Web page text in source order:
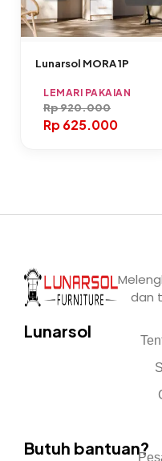
Lunarsol MORA 1P
LEMARI PAKAIAN
Rp920.000
Rp625.000
dan
Lunarsol
Butuh bantuan?